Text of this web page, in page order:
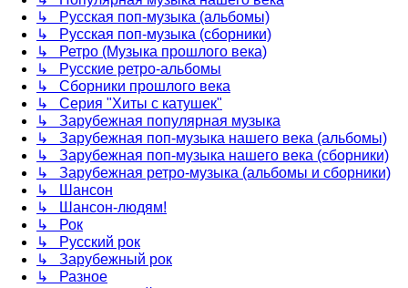
↳ Русская поп-музыка (альбомы)
↳ Русская поп-музыка (сборники)
↳ Ретро (Музыка прошлого века)
↳ Русские ретро-альбомы
↳ Сборники прошлого века
↳ Серия "Хиты с катушек"
↳ Зарубежная популярная музыка
↳ Зарубежная поп-музыка нашего века (альбомы)
↳ Зарубежная поп-музыка нашего века (сборники)
↳ Зарубежная ретро-музыка (альбомы и сборники)
↳ Шансон
↳ Шансон-людям!
↳ Рок
↳ Русский рок
↳ Зарубежный рок
↳ Разное